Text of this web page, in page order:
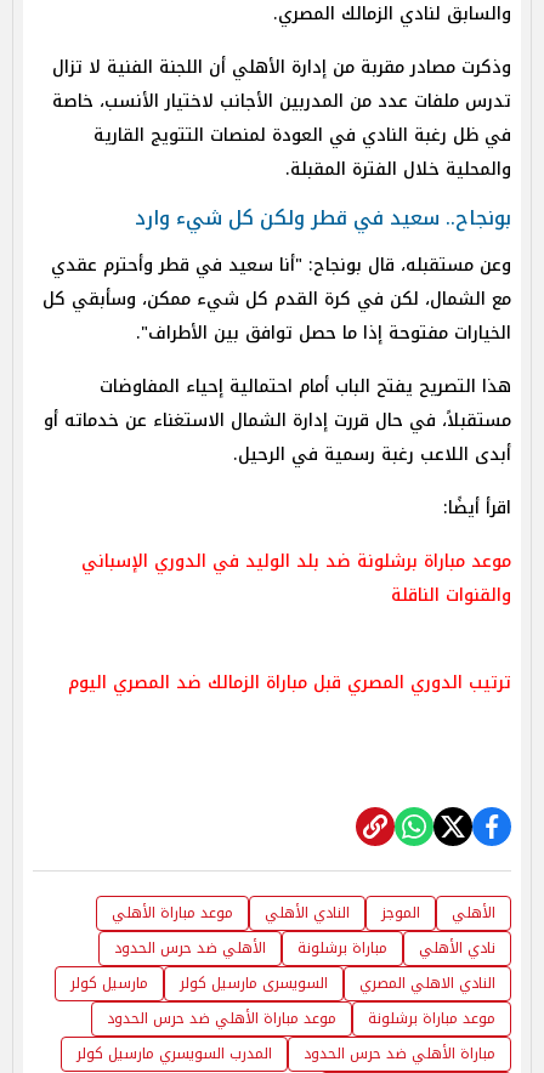
والسابق لنادي الزمالك المصري.
وذكرت مصادر مقربة من إدارة الأهلي أن اللجنة الفنية لا تزال
تدرس ملفات عدد من المدربين الأجانب لاختيار الأنسب، خاصة
في ظل رغبة النادي في العودة لمنصات التتويج القارية
والمحلية خلال الفترة المقبلة.
بونجاح.. سعيد في قطر ولكن كل شيء وارد
وعن مستقبله، قال بونجاح: "أنا سعيد في قطر وأحترم عقدي
مع الشمال، لكن في كرة القدم كل شيء ممكن، وسأبقي كل
الخيارات مفتوحة إذا ما حصل توافق بين الأطراف".
هذا التصريح يفتح الباب أمام احتمالية إحياء المفاوضات
مستقبلاً، في حال قررت إدارة الشمال الاستغناء عن خدماته أو
أبدى اللاعب رغبة رسمية في الرحيل.
اقرأ أيضًا:
موعد مباراة برشلونة ضد بلد الوليد في الدوري الإسباني
والقنوات الناقلة
ترتيب الدوري المصري قبل مباراة الزمالك ضد المصري اليوم
الأهلي الموجز النادي الأهلي
موعد مباراة الأهلي
نادي الأهلي
مباراة برشلونة
الأهلي ضد حرس الحدود
النادي الاهلي المصري
السويسرى مارسيل كولر
مارسيل كولر
موعد مباراة برشلونة
موعد مباراة الأهلي ضد حرس الحدود
مباراة الأهلي ضد حرس الحدود
المدرب السويسري مارسيل كولر